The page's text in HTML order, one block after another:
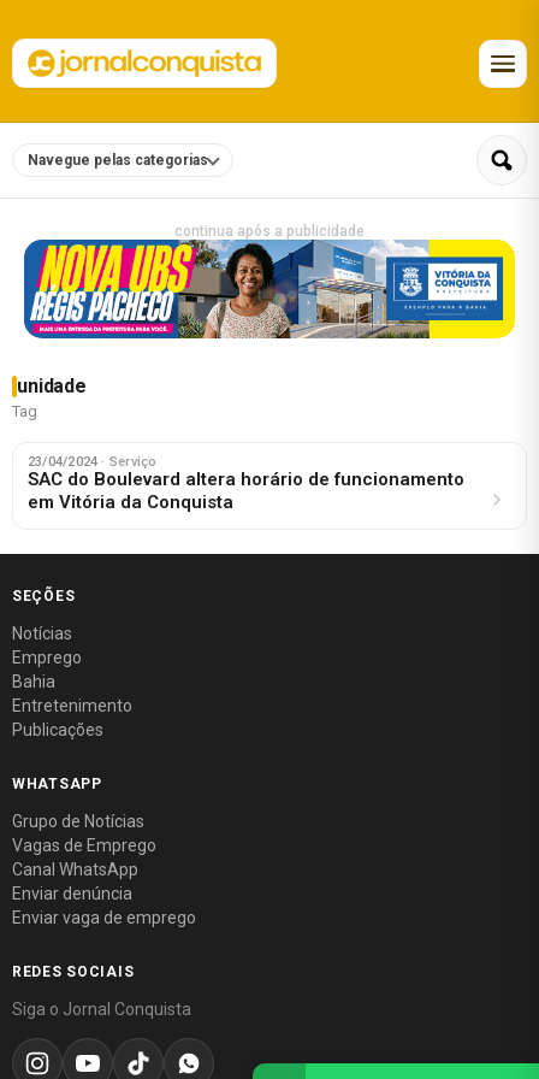
Navegue pelas categorias
continua após a publicidade
unidade
Tag
23/04/2024 · Serviço
SAC do Boulevard altera horário de funcionamento
em Vitória da Conquista
SEÇÕES
Notícias
Emprego
Bahia
Entretenimento
Publicações
WHATSAPP
Grupo de Notícias
Vagas de Emprego
Canal WhatsApp
Enviar denúncia
Enviar vaga de emprego
REDES SOCIAIS
Siga o Jornal Conquista